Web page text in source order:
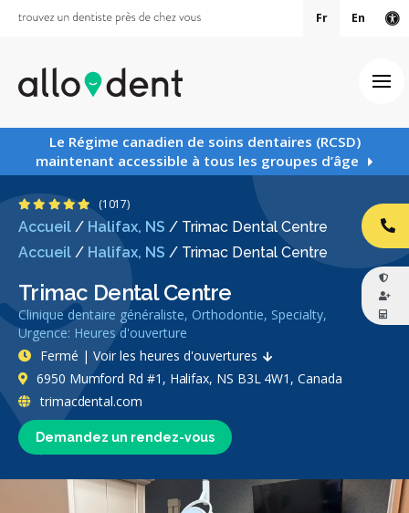
Fr En
Le Régime canadien de soins dentaires (RCSD)
maintenant accessible à tous les groupes d’âge
Accueil / Halifax, NS / Trimac Dental Centre
Accueil / Halifax, NS / Trimac Dental Centre
Trimac Dental Centre
Clinique dentaire généraliste, Orthodontie, Specialty,
Urgence: Heures d'ouverture
4.9 étoiles
(1017)
Demandez un rendez-vous
Fermé | Voir les heures d'ouvertures
6950 Mumford Rd #1, Halifax, NS B3L 4W1, Canada
trimacdental.com